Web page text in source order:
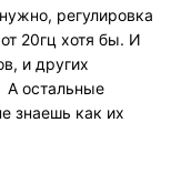
регулировка
20гц хотя бы. И
и других
А остальные
знаешь как их